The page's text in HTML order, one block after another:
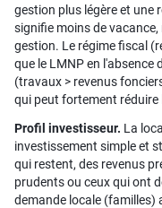
gestion plus légère et
signifie moins de
gestion. Le régime fiscal
que le LMNP en l'absence
(travaux > revenus
qui peut fortement
Profil investisseur. La
investissement simple et
qui restent, des revenus
prudents ou ceux qui ont
demande locale (familles)